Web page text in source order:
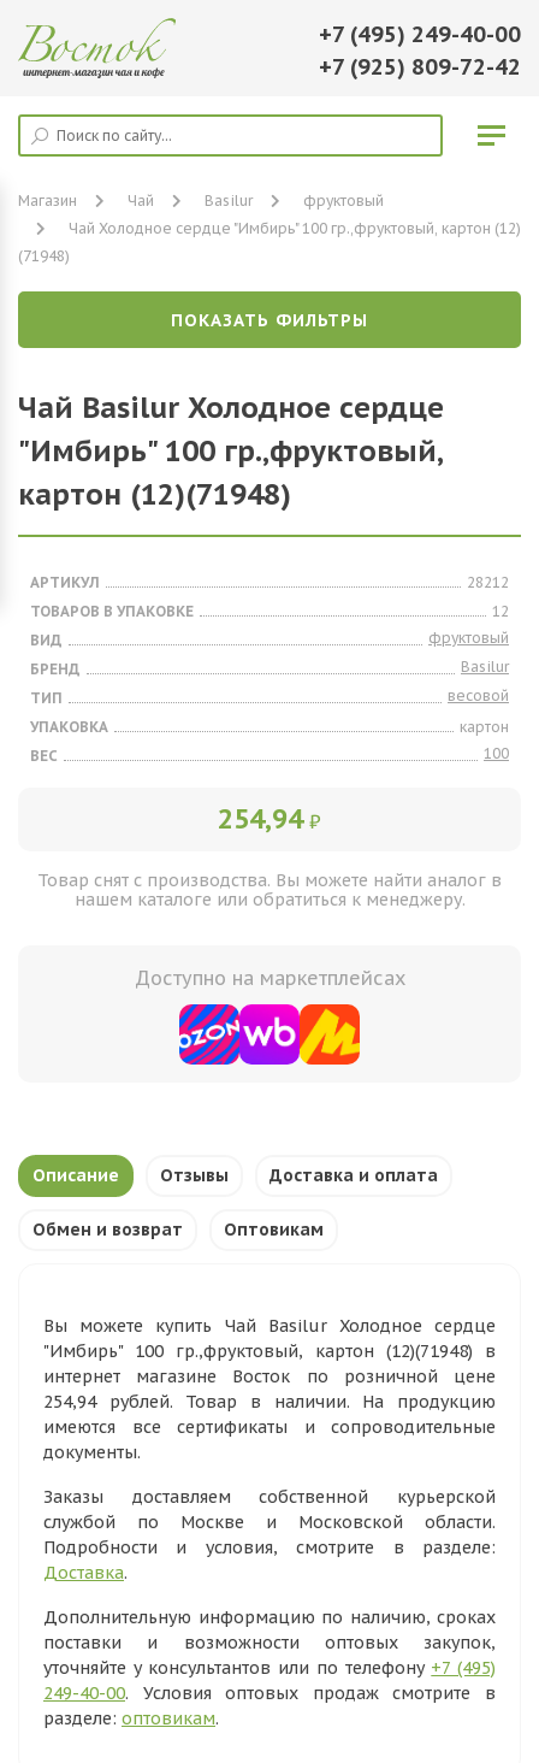
+7 (495) 249-40-00
+7 (925) 809-72-42
Магазин Чай Basilur
фруктовый
Чай Холодное сердце "Имбирь" 100 гр.,фруктовый, картон (12)
(71948)
ПОКАЗАТЬ ФИЛЬТРЫ
Чай Basilur Холодное сердце
"Имбирь" 100 гр.,фруктовый,
картон (12)(71948)
АРТИКУЛ
28212
ТОВАРОВ В УПАКОВКЕ
12
ВИД
фруктовый
БРЕНД
Basilur
ТИП
весовой
УПАКОВКА
картон
ВЕС
100
254,94 ₽
Товар снят с производства. Вы можете найти аналог в
нашем каталоге или обратиться к менеджеру.
Доступно на маркетплейсах
Описание Отзывы Доставка и оплата
Обмен и возврат Оптовикам
Вы можете купить Чай Basilur Холодное сердце
"Имбирь" 100 гр.,фруктовый, картон (12)(71948) в
интернет магазине Восток по розничной цене
254,94 рублей. Товар в наличии. На продукцию
имеются все сертификаты и сопроводительные
документы.
Заказы доставляем собственной курьерской
службой по Москве и Московской области.
Подробности и условия, смотрите в разделе:
Доставка.
Дополнительную информацию по наличию, сроках
поставки и возможности оптовых закупок,
уточняйте у консультантов или по телефону +7 (495)
249-40-00. Условия оптовых продаж смотрите в
разделе: оптовикам.